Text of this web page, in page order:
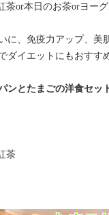
茶or本日のお茶orヨーグ
に、免疫力アップ、美
ダイエットにもおすす
ンとたまごの洋食セッ
茶